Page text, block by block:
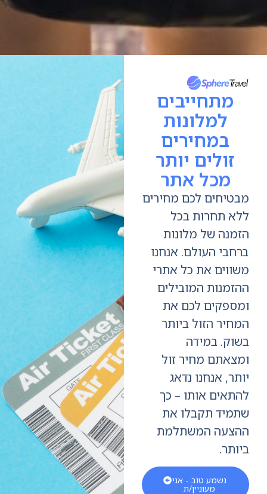
מתחייבים
למלונות
במחירים
זולים יותר
מכל אתר
לכם מחירים
תחרות בכל
של מלונות
העולם. אנחנו
את כל אתרי
המובילים
לכם את
הזול ביותר
במידה
מחיר זול
אנחנו נדאג
אותו – כך
תקבלו את
המשתלמת
נשמע טוב - אני
מעוניין/ת